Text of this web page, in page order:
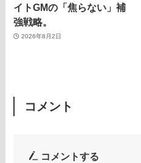
イトGMの「焦らない」補
強戦略。
2026年8月2日
コメント
コメントする